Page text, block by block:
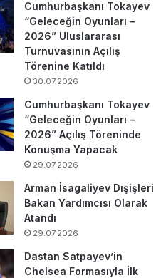
Cumhurbaşkanı Tokayev
“Geleceğin Oyunları –
2026” Uluslararası
Turnuvasının Açılış
Törenine Katıldı
30.07.2026
Cumhurbaşkanı Tokayev
“Geleceğin Oyunları –
2026” Açılış Töreninde
Konuşma Yapacak
29.07.2026
Arman İsagaliyev Dışişleri
Bakan Yardımcısı Olarak
Atandı
29.07.2026
Dastan Satpayev’in
Chelsea Formasıyla İlk